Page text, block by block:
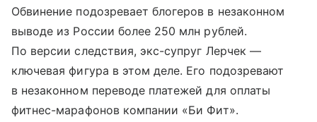
Обвинение подозревает блогеров в незаконном
выводе из России более 250 млн рублей.
По версии следствия, экс-супруг Лерчек —
ключевая фигура в этом деле. Его подозревают
в незаконном переводе платежей для оплаты
фитнес-марафонов компании «Би Фит».